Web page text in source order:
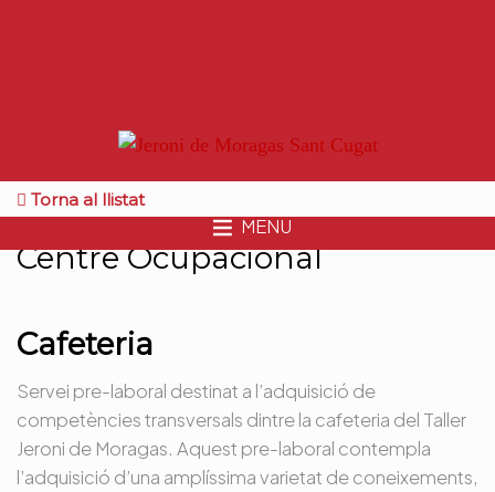
MENU
Torna al llistat
Centre Ocupacional
Cafeteria
Servei pre-laboral destinat a l’adquisició de
competències transversals dintre la cafeteria del Taller
Jeroni de Moragas. Aquest pre-laboral contempla
l’adquisició d’una amplíssima varietat de coneixements,